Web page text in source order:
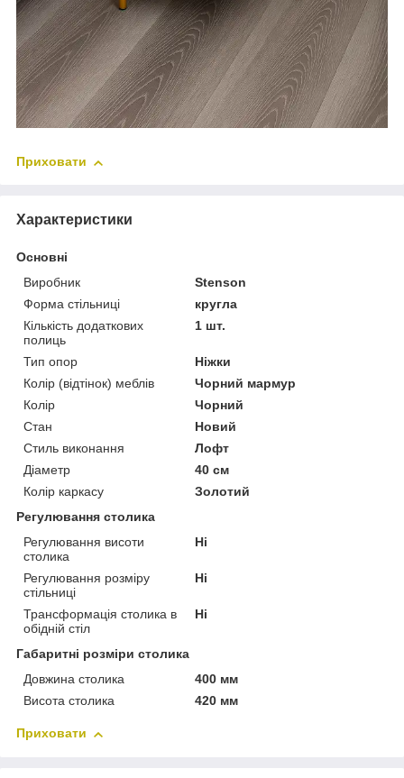
Приховати
Характеристики
Основні
Виробник
Stenson
Форма стільниці
кругла
Кількість додаткових
полиць
1 шт.
Тип опор
Ніжки
Колір (відтінок) меблів
Чорний мармур
Колір
Чорний
Стан
Новий
Стиль виконання
Лофт
Діаметр
40 см
Колір каркасу
Золотий
Регулювання столика
Регулювання висоти
столика
Ні
Регулювання розміру
стільниці
Ні
Трансформація столика в
обідній стіл
Ні
Габаритні розміри столика
Довжина столика
400 мм
Висота столика
420 мм
Приховати